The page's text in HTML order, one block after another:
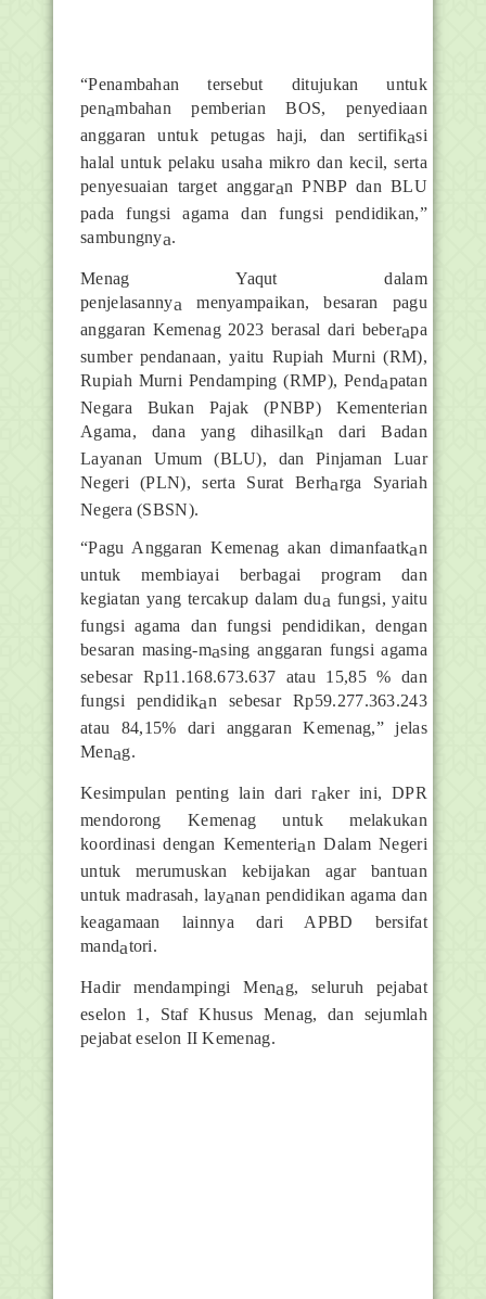
“Penambahan tersebut ditujukan untuk
penambahan pemberian BOS, penyediaan
anggaran untuk petugas haji, dan sertifikasi
halal untuk pelaku usaha mikro dan kecil, serta
penyesuaian target anggaran PNBP dan BLU
pada fungsi agama dan fungsi pendidikan,”
sambungnya.
Menag Yaqut dalam
penjelasannya menyampaikan, besaran pagu
anggaran Kemenag 2023 berasal dari beberapa
sumber pendanaan, yaitu Rupiah Murni (RM),
Rupiah Murni Pendamping (RMP), Pendapatan
Negara Bukan Pajak (PNBP) Kementerian
Agama, dana yang dihasilkan dari Badan
Layanan Umum (BLU), dan Pinjaman Luar
Negeri (PLN), serta Surat Berharga Syariah
Negera (SBSN).
“Pagu Anggaran Kemenag akan dimanfaatkan
untuk membiayai berbagai program dan
kegiatan yang tercakup dalam dua fungsi, yaitu
fungsi agama dan fungsi pendidikan, dengan
besaran masing-masing anggaran fungsi agama
sebesar Rp11.168.673.637 atau 15,85 % dan
fungsi pendidikan sebesar Rp59.277.363.243
atau 84,15% dari anggaran Kemenag,” jelas
Menag.
Kesimpulan penting lain dari raker ini, DPR
mendorong Kemenag untuk melakukan
koordinasi dengan Kementerian Dalam Negeri
untuk merumuskan kebijakan agar bantuan
untuk madrasah, layanan pendidikan agama dan
keagamaan lainnya dari APBD bersifat
mandatori.
Hadir mendampingi Menag, seluruh pejabat
eselon 1, Staf Khusus Menag, dan sejumlah
pejabat eselon II Kemenag.